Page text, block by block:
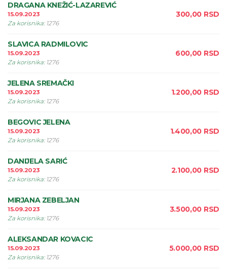
DRAGANA KNEŽIĆ-LAZAREVIĆ
15.09.2023
Za korisnika: 1276
300,00 RSD
SLAVICA RADMILOVIC
15.09.2023
Za korisnika: 1276
600,00 RSD
JELENA SREMAČKI
15.09.2023
Za korisnika: 1276
1.200,00 RSD
BEGOVIC JELENA
15.09.2023
Za korisnika: 1276
1.400,00 RSD
DANIJELA SARIĆ
15.09.2023
Za korisnika: 1276
2.100,00 RSD
MIRJANA ZEBELJAN
15.09.2023
Za korisnika: 1276
3.500,00 RSD
ALEKSANDAR KOVACIC
15.09.2023
Za korisnika: 1276
5.000,00 RSD